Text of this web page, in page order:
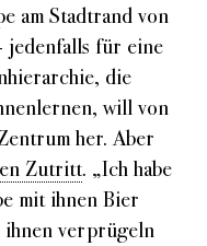
am Stadtrand von
jedenfalls für eine
die
will von
her. Aber
Zutritt. „Ich habe
mit ihnen Bier
ihnen verprügeln